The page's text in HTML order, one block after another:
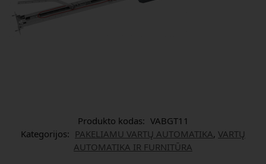
Produkto kodas: VABGT11
Kategorijos: PAKELIAMU VARTŲ AUTOMATIKA, VARTŲ
AUTOMATIKA IR FURNITŪRA